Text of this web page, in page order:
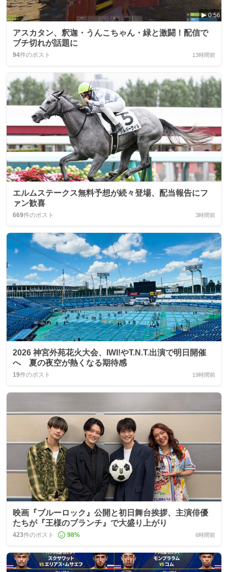
0:56
アスカタン、釈迦・うんこちゃん・緑と激闘！配信で
ブチ切れが話題に
94件のポスト 13時間前
エルムステークス無料予想が続々登場、配当報告にフ
ァン歓喜
669件のポスト 3時間前
2026 神宮外苑花火大会、IWI!やT.N.T.出演で明日開催
へ 夏の夜空が熱くなる期待感
19件のポスト 19時間前
映画『ブルーロック』公開と初日舞台挨拶、主演俳優
たちが『王様のブランチ』で大盛り上がり
423件のポスト 98% 6時間前